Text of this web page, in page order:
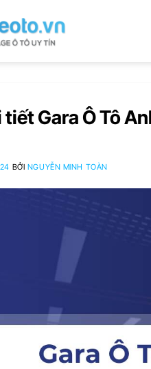
Gara Ô Tô
BỞI NGUYỄN MINH TOÀN